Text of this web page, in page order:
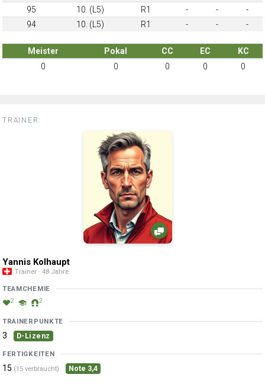
95
10. (L5) R1 - -
-
94
10. (L5) R1 - - -
Meister Pokal CC EC
KC
0
0 0 0 0
TRAINER:
Yannis Kolhaupt
Trainer · 48 Jahre
TEAMCHEMIE
2 2
TRAINERPUNKTE
3 D-Lizenz
FERTIGKEITEN
15 (15 verbraucht) Note 3,4